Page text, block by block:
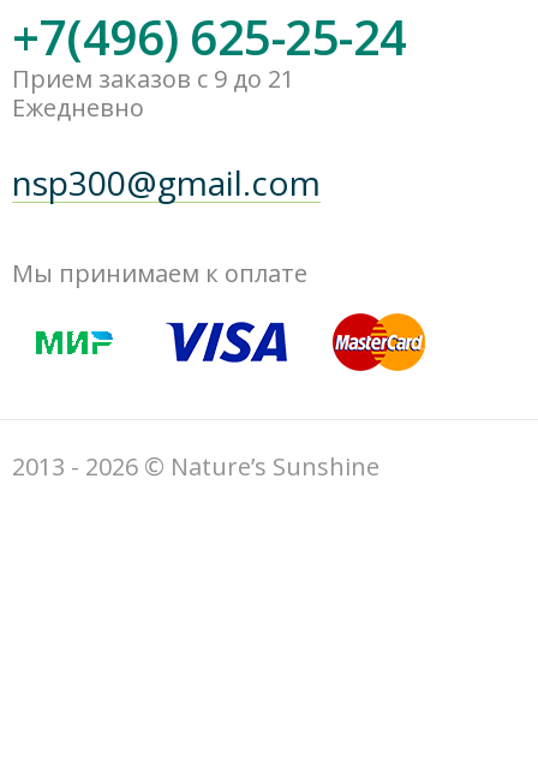
+7(496) 625-25-24
Прием заказов с 9 до 21
Ежедневно
nsp300@gmail.com
Мы принимаем к оплате
2013 - 2026 © Nature’s Sunshine